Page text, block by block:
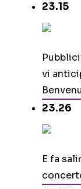
23.15
vi
23.26
E fa